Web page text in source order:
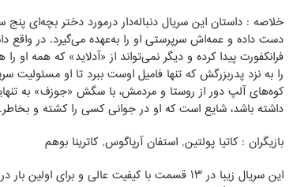
خلاصه : داستان این سریال دنباله‌دار درمورد دختر بچه‌ای
دست‌ داده و عمه‌اش سرپرستی او را به‌عهده‌ می‌گیرد. در
فرانکفورت پیدا کرده و دیگر نمی‌تواند از «آدلاید» که همه او
را به نزد پدربزرگش که تنها فامیل اوست ببرد تا او مسئولیت
کوه‌های آلپ دور از روستا و مردمش، با سگش «جوزف» به
داشته باشد، شایع است که او در جوانی کسی را کشته و
بازیگران : کاتیا پولتین, استفان آرپاگوس, کاترینا بوهم
این سریال زیبا در ۱۳ قسمت با کیفیت عالی و